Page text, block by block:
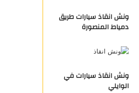
ونش انقاذ سيارات طريق
دمياط المنصورة
ونش انقاذ سيارات في
الوايلي